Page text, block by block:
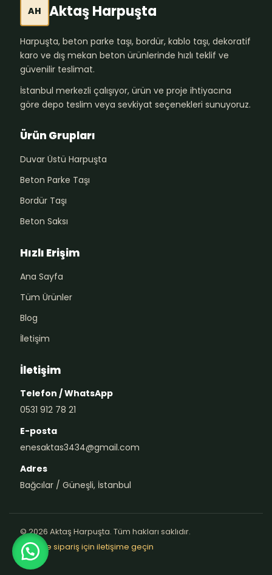
AH Aktaş Harpuşta
Harpuşta, beton parke taşı, bordür, kablo taşı, dekoratif
karo ve dış mekan beton ürünlerinde hızlı teklif ve
güvenilir teslimat.
İstanbul merkezli çalışıyor, ürün ve proje ihtiyacına
göre depo teslim veya sevkiyat seçenekleri sunuyoruz.
Ürün Grupları
Duvar Üstü Harpuşta
Beton Parke Taşı
Bordür Taşı
Beton Saksı
Hızlı Erişim
Ana Sayfa
Tüm Ürünler
Blog
İletişim
İletişim
Telefon / WhatsApp
0531 912 78 21
E-posta
enesaktas3434@gmail.com
Adres
Bağcılar / Güneşli, İstanbul
© 2026 Aktaş Harpuşta. Tüm hakları saklıdır.
Teklif ve sipariş için iletişime geçin